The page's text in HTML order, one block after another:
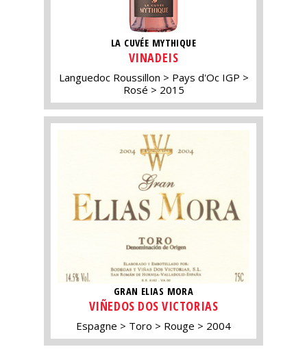
LA CUVÉE MYTHIQUE
VINADEIS
Languedoc Roussillon
Pays d'Oc IGP
Rosé
2015
GRAN ELIAS MORA
VIÑEDOS DOS VICTORIAS
Espagne Toro Rouge 2004